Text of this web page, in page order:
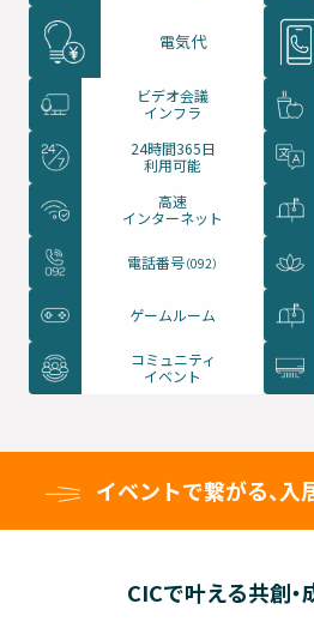
電気代
ビデオ会議
インフラ
24時間365日
利用可能
高速
インターネット
電話番号（092）
ゲームルーム
コミュニティ
イベント
イベントで繋がる、入
CICで叶える共創